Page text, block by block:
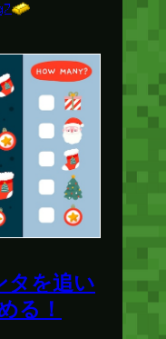
タを追い
る！